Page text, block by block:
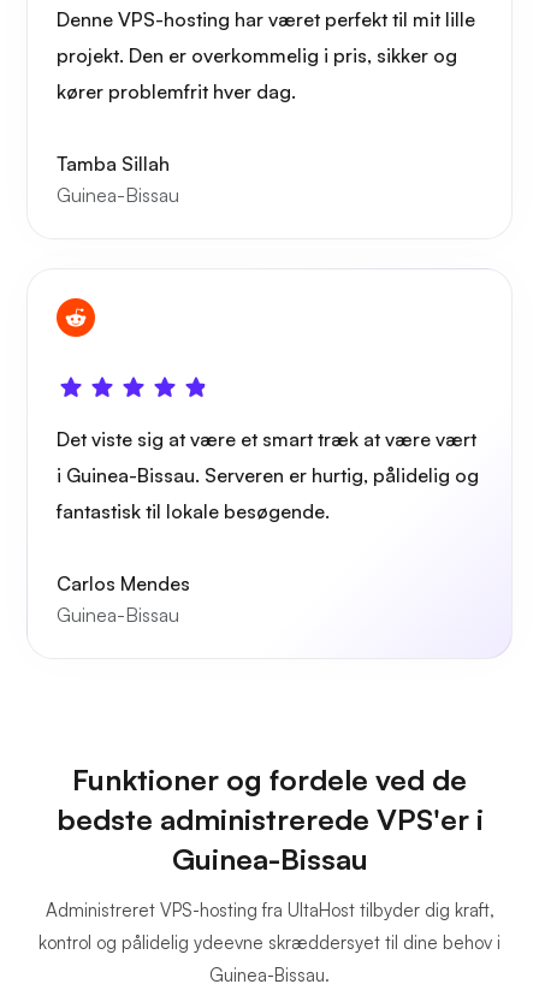
Playtube
Denne VPS-hosting har været perfekt til mit lille
projekt. Den er overkommelig i pris, sikker og
kører problemfrit hver dag.
Tamba Sillah
Guinea-Bissau
Det viste sig at være et smart træk at være vært
i Guinea-Bissau. Serveren er hurtig, pålidelig og
fantastisk til lokale besøgende.
Carlos Mendes
Guinea-Bissau
Funktioner og fordele ved de
bedste administrerede VPS'er i
Guinea-Bissau
Administreret VPS-hosting fra UltaHost tilbyder dig kraft,
kontrol og pålidelig ydeevne skræddersyet til dine behov i
Guinea-Bissau.